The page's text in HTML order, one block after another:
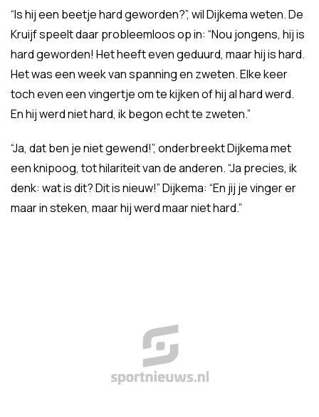
“Is hij een beetje hard geworden?”, wil Dijkema weten. De
Kruijf speelt daar probleemloos op in: “Nou jongens, hij is
hard geworden! Het heeft even geduurd, maar hij is hard.
Het was een week van spanning en zweten. Elke keer
toch even een vingertje om te kijken of hij al hard werd.
En hij werd niet hard, ik begon echt te zweten.”
“Ja, dat ben je niet gewend!”, onderbreekt Dijkema met
een knipoog, tot hilariteit van de anderen. “Ja precies, ik
denk: wat is dit? Dit is nieuw!” Dijkema: “En jij je vinger er
maar in steken, maar hij werd maar niet hard.”